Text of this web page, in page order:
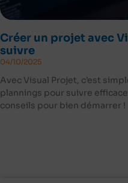
Créer un projet avec
suivre
04/10/2025
Avec Visual Projet, c’est
plannings pour suivre
conseils pour bien démarrer !